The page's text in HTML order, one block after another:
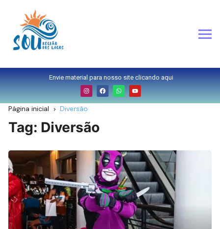
Envie material para nosso site clicando aqui
Página inicial Diversão
Tag: Diversão